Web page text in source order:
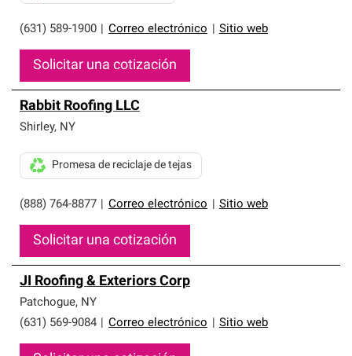
(631) 589-1900 Correo electrónico Sitio web
Solicitar una cotización
Rabbit Roofing LLC
Shirley, NY
(888) 764-8877 Correo electrónico Sitio web
Promesa de reciclaje de tejas
Solicitar una cotización
JI Roofing & Exteriors Corp
Patchogue, NY
(631) 569-9084
Correo electrónico Sitio web